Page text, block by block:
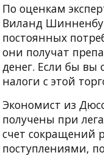
По оценкам
Виланд
постоянных
они получат
денег. Если бы вы
налоги с этой
Экономист из
получены при
счет сокращений
поступлениями,